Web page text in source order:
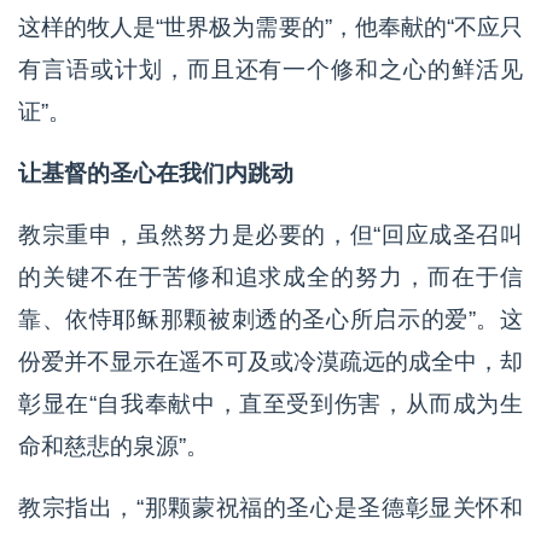
这样的牧人是“世界极为需要的”，他奉献的“不应只
有言语或计划，而且还有一个修和之心的鲜活见
证”。
让基督的圣心在我们内跳动
教宗重申，虽然努力是必要的，但“回应成圣召叫
的关键不在于苦修和追求成全的努力，而在于信
靠、依恃耶稣那颗被刺透的圣心所启示的爱”。这
份爱并不显示在遥不可及或冷漠疏远的成全中，却
彰显在“自我奉献中，直至受到伤害，从而成为生
命和慈悲的泉源”。
教宗指出，“那颗蒙祝福的圣心是圣德彰显关怀和